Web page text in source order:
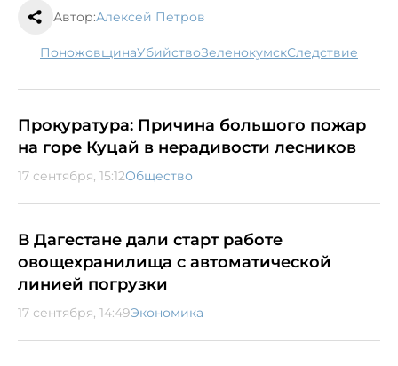
Автор:Алексей Петров
поножовщина убийство Зеленокумск следствие
Прокуратура: Причина большого пожар
на горе Куцай в нерадивости лесников
17 сентября, 15:12Общество
В Дагестане дали старт работе
овощехранилища с автоматической
линией погрузки
17 сентября, 14:49Экономика